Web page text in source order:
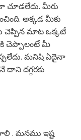
చూడలేదు. మీరు
అక్కడ మీకు
చెప్పిన మాట ఒక్కటే
చెప్పాలంటే మీ
మనిషి ఏదైనా
దగ్గరకు
. మనము ఇష్ట